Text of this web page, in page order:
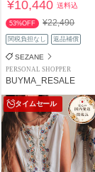
¥10,440送料込
53%OFF ¥22,490
関税負担なし 返品補償
SEZANE
PERSONAL SHOPPER
BUYMA_RESALE
タイムセール